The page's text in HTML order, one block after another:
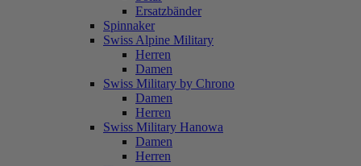
Ersatzbänder
Spinnaker
Swiss Alpine Military
Herren
Damen
Swiss Military by Chrono
Damen
Herren
Swiss Military Hanowa
Damen
Herren